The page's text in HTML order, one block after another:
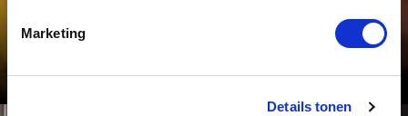
Marketing
Details tonen